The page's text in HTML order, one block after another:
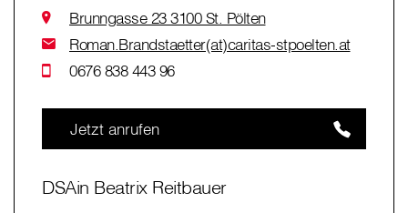
Brunngasse 23 3100 St. Pölten
Roman.Brandstaetter(at)caritas-stpoelten.at
0676 838 443 96
Jetzt anrufen
DSAin Beatrix Reitbauer